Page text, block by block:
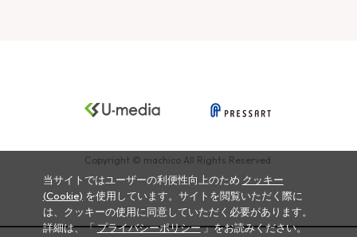
Copyright © machico All Rights Reserved.
当サイトではユーザーの利便性向上のため クッキー
(Cookie) を使用しています。サイトを閲覧いただく際に
は、クッキーの使用に同意していただく必要があります。
詳細は、「プライバシーポリシー」をお読みください。